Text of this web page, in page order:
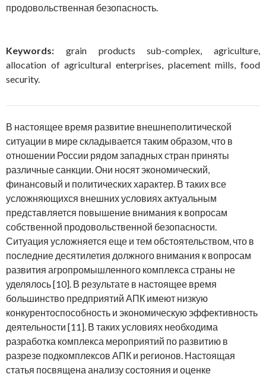
продовольственная безопасность.
Keywords: grain products sub-complex, agriculture,
allocation of agricultural enterprises, placement mills, food
security.
В настоящее время развитие внешнеполитической
ситуации в мире складывается таким образом, что в
отношении России рядом западных стран приняты
различные санкции. Они носят экономический,
финансовый и политических характер. В таких все
усложняющихся внешних условиях актуальным
представляется повышение внимания к вопросам
собственной продовольственной безопасности.
Ситуация усложняется еще и тем обстоятельством, что в
последние десятилетия должного внимания к вопросам
развития агропромышленного комплекса страны не
уделялось [10]. В результате в настоящее время
большинство предприятий АПК имеют низкую
конкурентоспособность и экономическую эффективность
деятельности [11]. В таких условиях необходима
разработка комплекса мероприятий по развитию в
разрезе подкомплексов АПК и регионов. Настоящая
статья посвящена анализу состояния и оценке